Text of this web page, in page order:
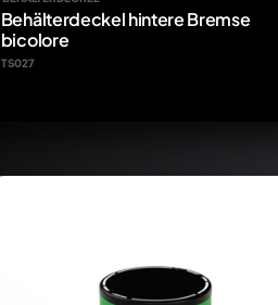
Behälterdeckel hintere Bremse
bicolore
TS027